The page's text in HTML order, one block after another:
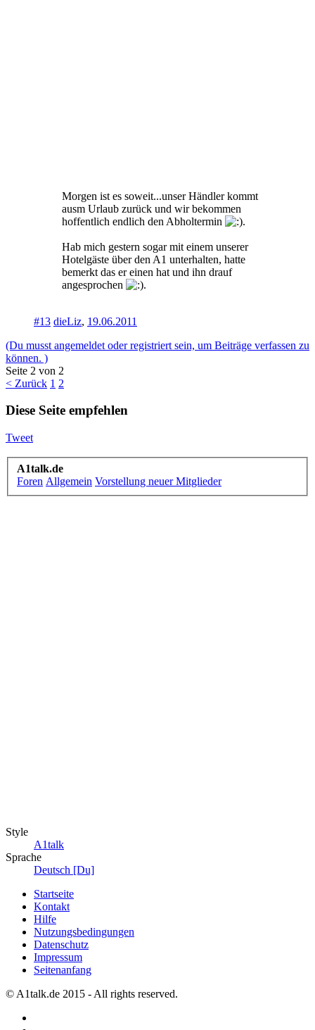
Morgen ist es soweit...unser Händler kommt
ausm Urlaub zurück und wir bekommen
hoffentlich endlich den Abholtermin
.
Hab mich gestern sogar mit einem unserer
Hotelgäste über den A1 unterhalten, hatte
bemerkt das er einen hat und ihn drauf
angesprochen
.
#13 dieLiz, 19.06.2011
(Du musst angemeldet oder registriert sein, um Beiträge verfassen zu
können. )
Seite 2 von 2
< Zurück 1 2
Diese Seite empfehlen
Tweet
A1talk.de
Foren Allgemein Vorstellung neuer Mitglieder
Style
A1talk
Sprache
Deutsch [Du]
Startseite
Kontakt
Hilfe
Nutzungsbedingungen
Datenschutz
Impressum
Seitenanfang
© A1talk.de 2015 - All rights reserved.